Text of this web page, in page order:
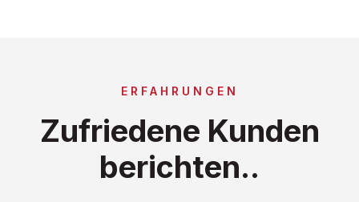
ERFAHRUNGEN
Zufriedene Kunden
berichten..